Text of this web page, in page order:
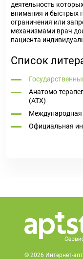
деятельность
внимания и быстрых
ограничения или
механизмами врач
пациента
Список
Анатомо-
(ATX)
Международная
Официальная
© 2026 Интернет-